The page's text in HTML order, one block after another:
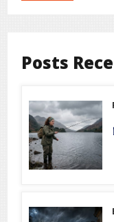
Posts